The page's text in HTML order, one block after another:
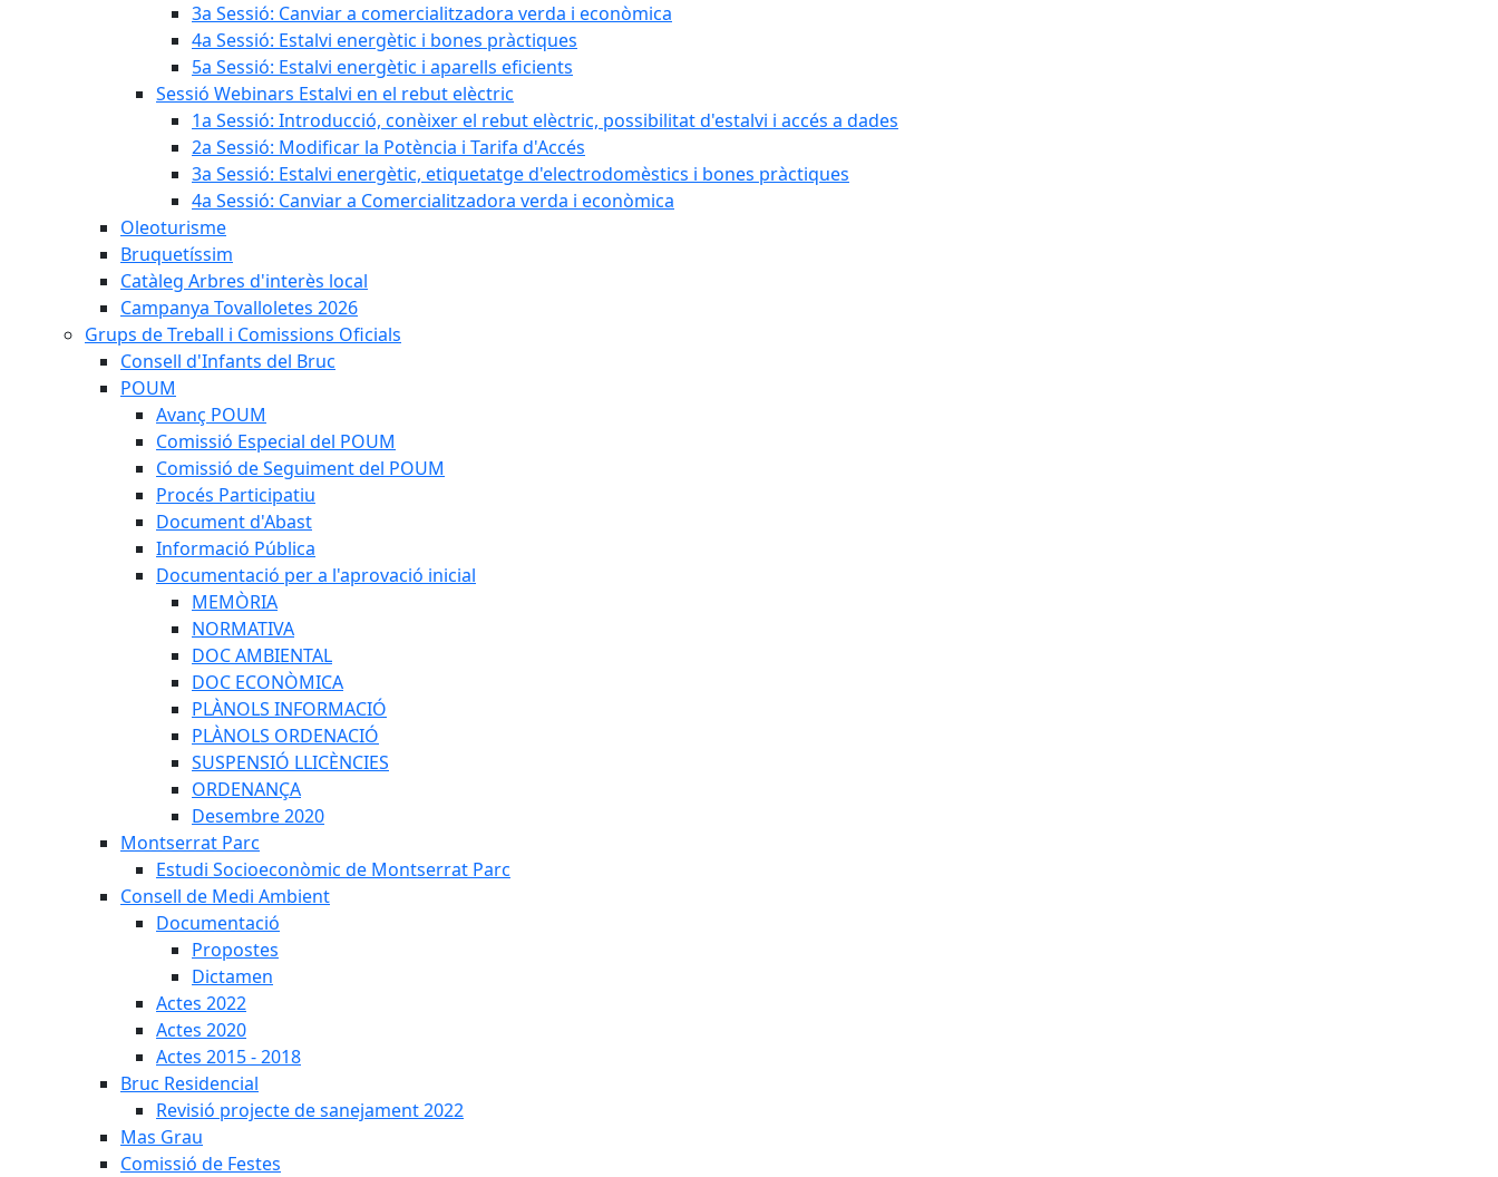
3a Sessió: Canviar a comercialitzadora verda i econòmica
4a Sessió: Estalvi energètic i bones pràctiques
5a Sessió: Estalvi energètic i aparells eficients
Sessió Webinars Estalvi en el rebut elèctric
1a Sessió: Introducció, conèixer el rebut elèctric, possibilitat d'estalvi i accés a dades
2a Sessió: Modificar la Potència i Tarifa d'Accés
3a Sessió: Estalvi energètic, etiquetatge d'electrodomèstics i bones pràctiques
4a Sessió: Canviar a Comercialitzadora verda i econòmica
Oleoturisme
Bruquetíssim
Catàleg Arbres d'interès local
Campanya Tovalloletes 2026
Grups de Treball i Comissions Oficials
Consell d'Infants del Bruc
POUM
Avanç POUM
Comissió Especial del POUM
Comissió de Seguiment del POUM
Procés Participatiu
Document d'Abast
Informació Pública
Documentació per a l'aprovació inicial
MEMÒRIA
NORMATIVA
DOC AMBIENTAL
DOC ECONÒMICA
PLÀNOLS INFORMACIÓ
PLÀNOLS ORDENACIÓ
SUSPENSIÓ LLICÈNCIES
ORDENANÇA
Desembre 2020
Montserrat Parc
Estudi Socioeconòmic de Montserrat Parc
Consell de Medi Ambient
Documentació
Propostes
Dictamen
Actes 2022
Actes 2020
Actes 2015 - 2018
Bruc Residencial
Revisió projecte de sanejament 2022
Mas Grau
Comissió de Festes